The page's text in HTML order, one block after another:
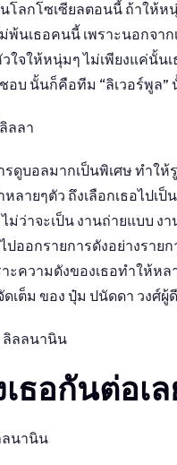
ลกโซเซียลตอนนี้ ถ้าให้ห
นเธอคนนี้ เพราะนอกจา
ใจให้หนุ่มๆ ไม่เพียงแค่นั้น
นั้นก็คือทีม “ลิเวอร์พูล”
ดูบอลมากเป็นพิเศษ ทำให้
ายๆตัว ถึงเลือกเธอไปเป็
ม่ว่าจะเป็น งานถ่ายแบบ ง
อกรายการดังอย่างรายกา
ะความดังของเธอทำให้หล
ต็ม ของ ปุ๋ม ปนัดดา วงศ์ผู้
ธอกันต่อเ